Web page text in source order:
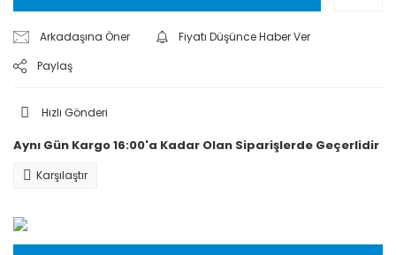
Arkadaşına Öner
Fiyatı Düşünce Haber Ver
Paylaş
Hızlı Gönderi
Aynı Gün Kargo 16:00'a Kadar Olan Siparişlerde Geçerlidir
Karşılaştır